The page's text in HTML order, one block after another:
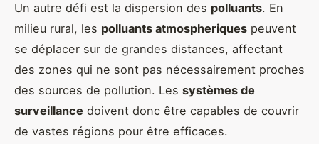
Un autre défi est la dispersion des polluants. En
milieu rural, les polluants atmospheriques peuvent
se déplacer sur de grandes distances, affectant
des zones qui ne sont pas nécessairement proches
des sources de pollution. Les systèmes de
surveillance doivent donc être capables de couvrir
de vastes régions pour être efficaces.